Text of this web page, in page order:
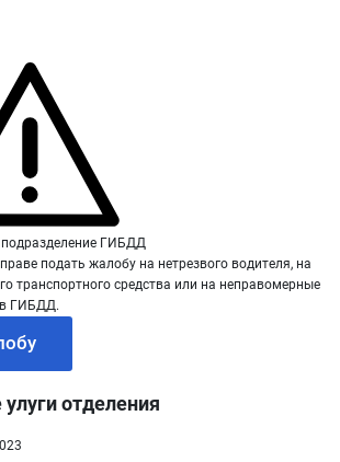
ГИБДД
подать жалобу на нетрезвого водителя, на
транспортного средства или на неправомерные
ГИБДД.
отделения